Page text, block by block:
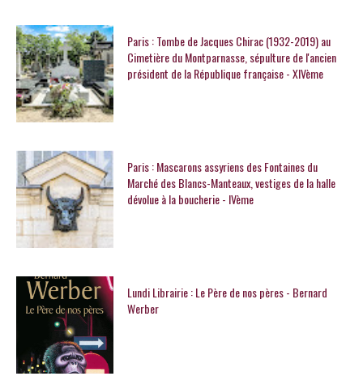
Paris : Tombe de Jacques Chirac (1932-2019) au
Cimetière du Montparnasse, sépulture de l'ancien
président de la République française - XIVème
Paris : Mascarons assyriens des Fontaines du
Marché des Blancs-Manteaux, vestiges de la halle
dévolue à la boucherie - IVème
Lundi Librairie : Le Père de nos pères - Bernard
Werber